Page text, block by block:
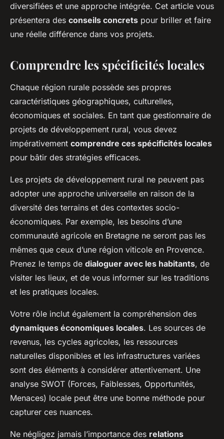
diversifiées et une approche intégrée. Cet article vous
présentera des conseils concrets pour briller et faire
une réelle différence dans vos projets.
Comprendre les spécificités locales
Chaque région rurale possède ses propres
caractéristiques géographiques, culturelles,
économiques et sociales. En tant que gestionnaire de
projets de développement rural, vous devez
impérativement comprendre ces spécificités locales
pour bâtir des stratégies efficaces.
Les projets de développement rural ne peuvent pas
adopter une approche universelle en raison de la
diversité des terrains et des contextes socio-
économiques. Par exemple, les besoins d’une
communauté agricole en Bretagne ne seront pas les
mêmes que ceux d’une région viticole en Provence.
Prenez le temps de dialoguer avec les habitants, de
visiter les lieux, et de vous informer sur les traditions
et les pratiques locales.
Votre rôle inclut également la compréhension des
dynamiques économiques locales. Les sources de
revenus, les cycles agricoles, les ressources
naturelles disponibles et les infrastructures variées
sont des éléments à considérer attentivement. Une
analyse SWOT (Forces, Faiblesses, Opportunités,
Menaces) locale peut être une bonne méthode pour
capturer ces nuances.
Ne négligez jamais l’importance des relations